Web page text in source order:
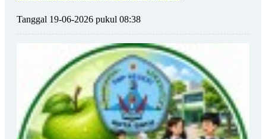
Tanggal 19-06-2026 pukul 08:38